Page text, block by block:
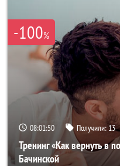
-100%
08:01:48 Получили: 13
Тренинг «Как вернуть в
Бачинской